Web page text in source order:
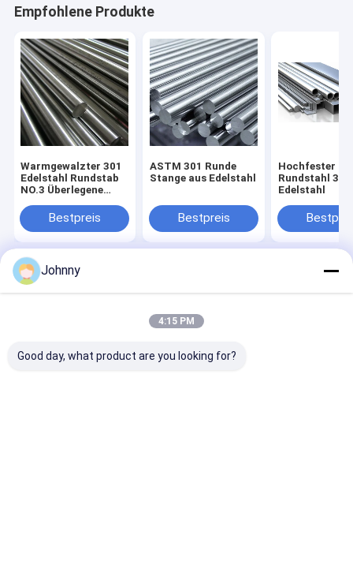
Empfohlene Produkte
Warmgewalzter 301
Edelstahl Rundstab
NO.3 Überlegene
Bestpreis
ASTM 301 Runde
Stange aus Edelstahl
Bestpreis
Hochfester
Rundstahl 316
Edelstahl
Startseite
Sitemap
Privacy Policy
Flaches EdelstahlblechChina Fabrik.Copyright © 2026
ShanXi TaiGang Stainless Steel Co.,Ltd. All Rights Reserved.
Johnny
4:15 PM
Good day, what product are you looking for?